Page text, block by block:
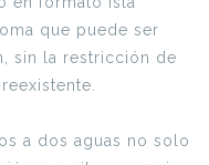
que puede ser
sin la restricción de
a dos aguas no solo